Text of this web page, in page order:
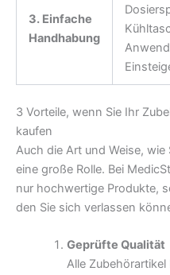
3. Einfache
Handhabung
3 Vorteile, wenn Sie Ihr
kaufen
Auch die Art und Weise,
eine große Rolle. Bei
nur hochwertige Produkte,
den Sie sich verlassen
Geprüfte Qualität
Alle